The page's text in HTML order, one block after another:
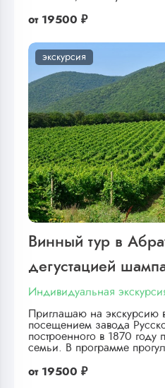
от 19500 ₽
экскурсия
Винный тур в
дегустацией
Индивидуальная
Приглашаю на экскурсию
посещением завода
построенного в 1870 году
семьи. В программе
от 19500 ₽